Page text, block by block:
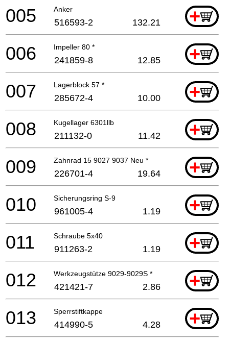
Anker +
005 516593-2 132.21
Impeller 80 * +
006 241859-8 12.85
Lagerblock 57 * +
007 285672-4 10.00
Kugellager 6301llb +
008 211132-0 11.42
Zahnrad 15 9027 9037 Neu * +
009 226701-4 19.64
Sicherungsring S-9 +
010 961005-4 1.19
Schraube 5x40 +
011 911263-2 1.19
Werkzeugstütze 9029-9029S * +
012 421421-7 2.86
Sperrstiftkappe +
013 414990-5 4.28